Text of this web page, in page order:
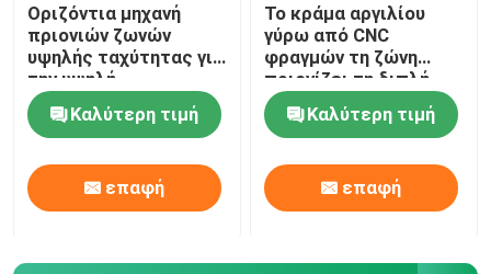
Οριζόντια μηχανή
πριονιών ζωνών
υψηλής ταχύτητας για
την υψηλή
αποδοτικότητα
πλινθωμάτων
αργιλίου
Καλύτερη τιμή
επαφή
Το κράμα αργιλίου
γύρω από CNC
φραγμών τη ζώνη
πριονίζει τη διπλή
δομή hd-400NC
στηλώνΚαλύτερη τιμή
επαφή